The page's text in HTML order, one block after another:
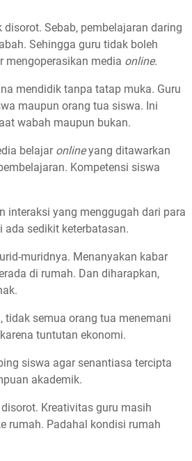
Sebab, pembelajaran daring
Sehingga guru tidak boleh
mengoperasikan media online.
mendidik tanpa tatap muka. Guru
maupun orang tua siswa. Ini
wabah maupun bukan.
belajar onlineyang ditawarkan
Kompetensi siswa
interaksi yang menggugah dari para
ada sedikit keterbatasan.
muridnya. Menanyakan kabar
di rumah. Dan diharapkan,
tidak semua orang tua menemani
tuntutan ekonomi.
siswa agar senantiasa tercipta
akademik.
Kreativitas guru masih
rumah. Padahal kondisi rumah